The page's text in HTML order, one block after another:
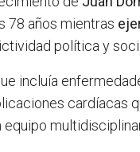
78 años mientras
política y
incluía
cardíacas